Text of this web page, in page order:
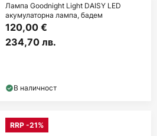
Лампа Goodnight Light DAISY LED
акумулаторна лампа, бадем
120,00 €
234,70 лв.
В наличност
RRP -21%